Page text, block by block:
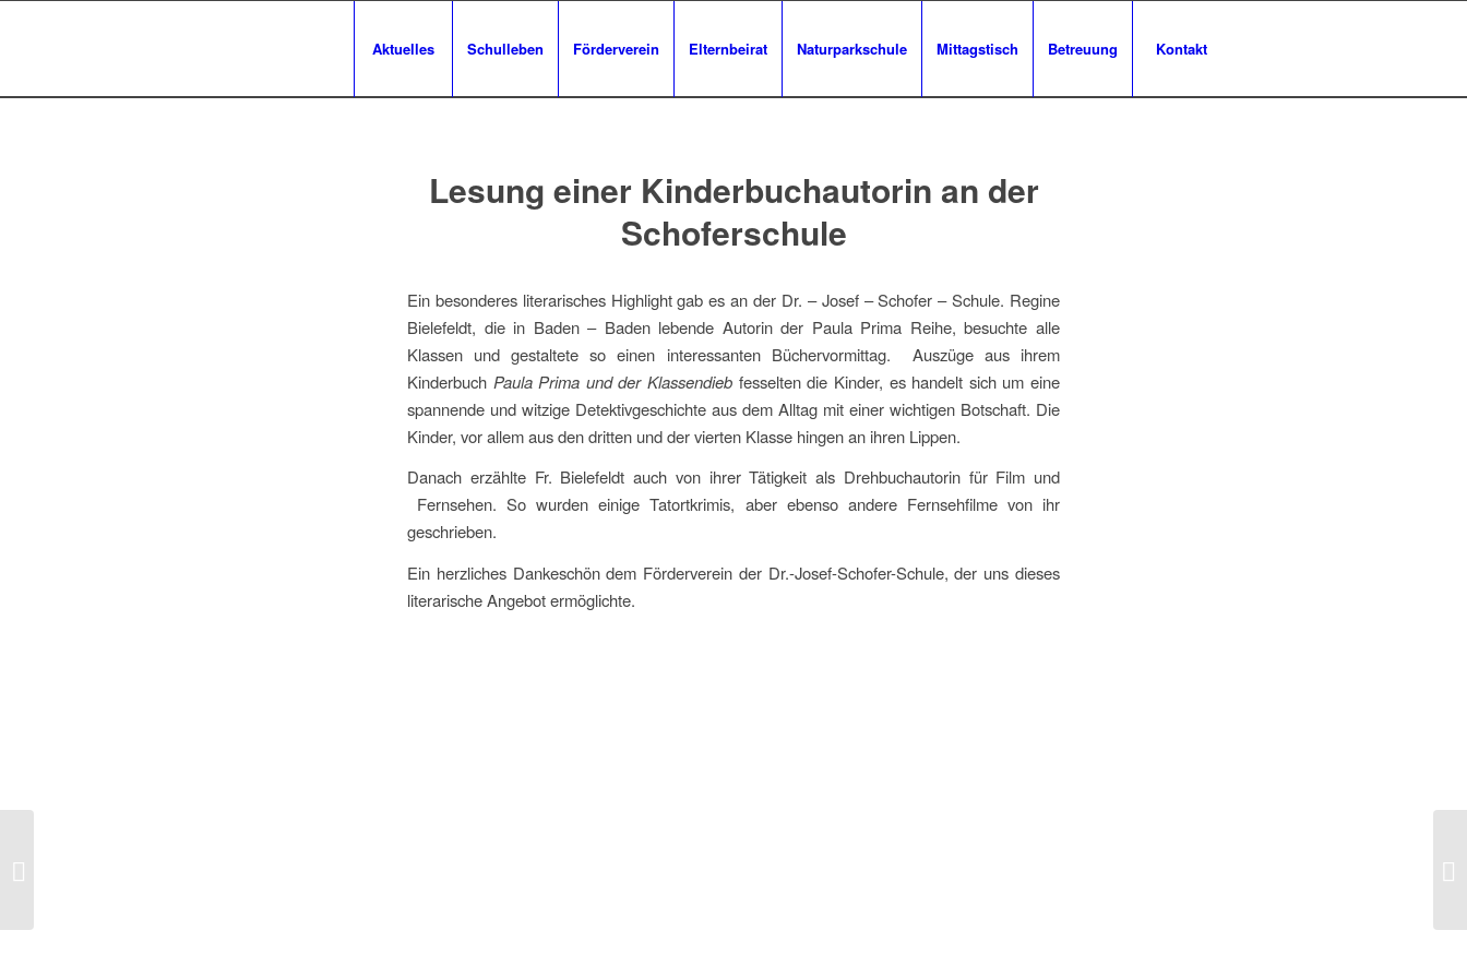
Aktuelles Schulleben Förderverein Elternbeirat Naturparkschule Mittagstisch Betreuung Kontakt
Lesung einer Kinderbuchautorin an der
Schoferschule
Ein besonderes literarisches Highlight gab es an der Dr. – Josef – Schofer – Schule. Regine
Bielefeldt, die in Baden – Baden lebende Autorin der Paula Prima Reihe, besuchte alle
Klassen und gestaltete so einen interessanten Büchervormittag. Auszüge aus ihrem
Kinderbuch Paula Prima und der Klassendieb fesselten die Kinder, es handelt sich um eine
spannende und witzige Detektivgeschichte aus dem Alltag mit einer wichtigen Botschaft. Die
Kinder, vor allem aus den dritten und der vierten Klasse hingen an ihren Lippen.
Danach erzählte Fr. Bielefeldt auch von ihrer Tätigkeit als Drehbuchautorin für Film und
Fernsehen. So wurden einige Tatortkrimis, aber ebenso andere Fernsehfilme von ihr
geschrieben.
Ein herzliches Dankeschön dem Förderverein der Dr.-Josef-Schofer-Schule, der uns dieses
literarische Angebot ermöglichte.